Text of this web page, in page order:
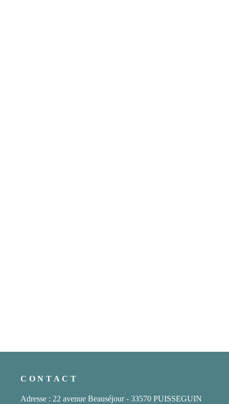
CONTACT
Adresse : 22 avenue Beauséjour - 33570 PUISSEGUIN